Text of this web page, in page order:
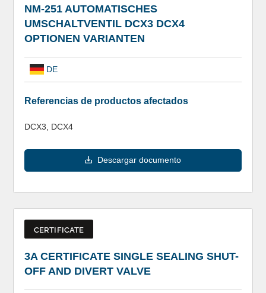
NM-251 AUTOMATISCHES
UMSCHALTVENTIL DCX3 DCX4
OPTIONEN VARIANTEN
DE
Referencias de productos afectados
DCX3, DCX4
Descargar documento
CERTIFICATE
3A CERTIFICATE SINGLE SEALING SHUT-
OFF AND DIVERT VALVE